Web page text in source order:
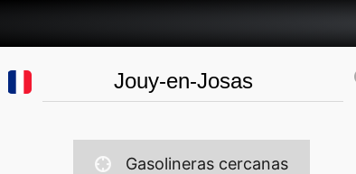
Gasolineras cercanas